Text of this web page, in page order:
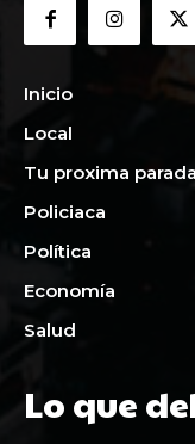
Inicio
Local
Tu proxima parada
Policiaca
Política
Economía
Salud
Lo que